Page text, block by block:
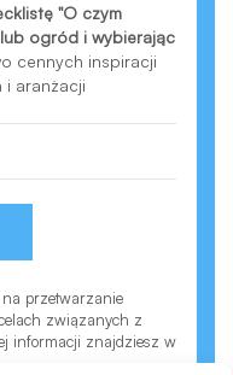
"O czym
ogród i wybierając
cennych inspiracji
aranżacji
przetwarzanie
związanych z
informacji znajdziesz w